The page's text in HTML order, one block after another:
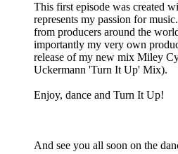
This first episode was created
represents my passion for
from producers around the
importantly my very own
release of my new mix Miley
Uckermann 'Turn It Up' Mix).
Enjoy, dance and Turn It Up!
And see you all soon on the